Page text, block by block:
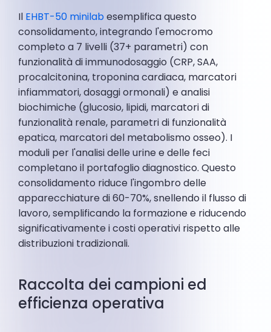
Il EHBT-50 minilab esemplifica questo
consolidamento, integrando l'emocromo
completo a 7 livelli (37+ parametri) con
funzionalità di immunodosaggio (CRP, SAA,
procalcitonina, troponina cardiaca, marcatori
infiammatori, dosaggi ormonali) e analisi
biochimiche (glucosio, lipidi, marcatori di
funzionalità renale, parametri di funzionalità
epatica, marcatori del metabolismo osseo). I
moduli per l'analisi delle urine e delle feci
completano il portafoglio diagnostico. Questo
consolidamento riduce l'ingombro delle
apparecchiature di 60-70%, snellendo il flusso di
lavoro, semplificando la formazione e riducendo
significativamente i costi operativi rispetto alle
distribuzioni tradizionali.
Raccolta dei campioni ed
efficienza operativa